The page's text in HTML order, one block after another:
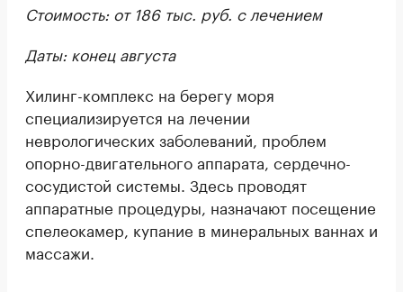
Стоимость: от 186 тыс. руб. с лечением
Даты: конец августа
Хилинг-комплекс на берегу моря
специализируется на лечении
неврологических заболеваний, проблем
опорно-двигательного аппарата, сердечно-
сосудистой системы. Здесь проводят
аппаратные процедуры, назначают посещение
спелеокамер, купание в минеральных ваннах и
массажи.